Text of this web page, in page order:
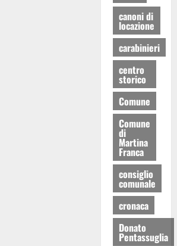
canoni di
locazione
carabinieri
centro
storico
Comune
Comune
di
Martina
Franca
consiglio
comunale
cronaca
Donato
Pentassuglia